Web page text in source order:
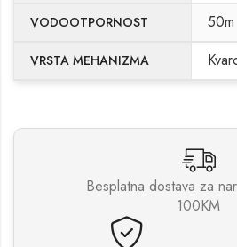
VODOOTPORNOST 50m
VRSTA MEHANIZMA
Besplatna dostava za
100KM